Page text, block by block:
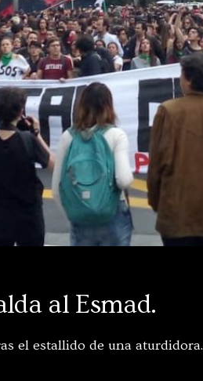
al Esmad.
el estallido de una aturdidora.